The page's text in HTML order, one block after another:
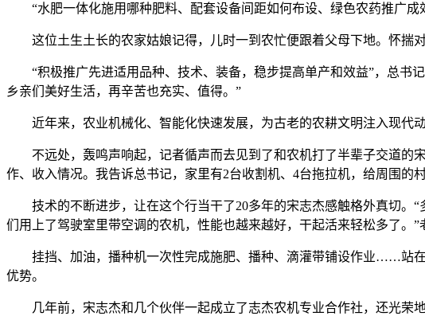
“水肥一体化施用哪种肥料、配套设备间距如何布设、绿色农药推广成
这位土生土长的农家姑娘记得，儿时一到农忙便跟着父母下地。怀揣
“积极推广先进适用品种、技术、装备，稳步提高单产和效益”，总书
乡亲们美好生活，再辛苦也充实、值得。”
近年来，农业机械化、智能化快速发展，为古老的农耕文明注入现代动
不远处，轰鸣声响起，记者循声而去见到了和农机打了半辈子交道的
作、收入情况。我告诉总书记，家里有2台收割机、4台拖拉机，给周围的
技术的不断进步，让在这个行当干了20多年的宋志杰感触格外真切。“
们用上了驾驶室里带空调的农机，性能也越来越好，干起活来轻松多了。”
挂挡、加油，播种机一次性完成施肥、播种、滴灌带铺设作业……站在
优势。
几年前，宋志杰和几个伙伴一起成立了志杰农机专业合作社，还光荣